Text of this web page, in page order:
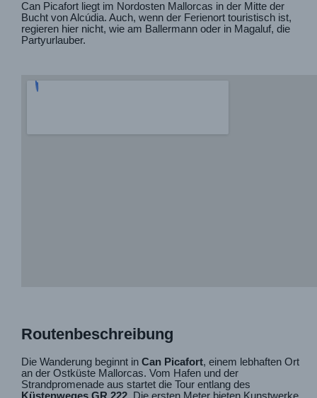
Can Picafort liegt im Nordosten Mallorcas in der Mitte der
Bucht von Alcúdia. Auch, wenn der Ferienort touristisch ist,
regieren hier nicht, wie am Ballermann oder in Magaluf, die
Partyurlauber.
Routenbeschreibung
Die Wanderung beginnt inCan Picafort, einem lebhaften Ort
an der Ostküste Mallorcas. Vom Hafen und der
Strandpromenade aus startet die Tour entlang des